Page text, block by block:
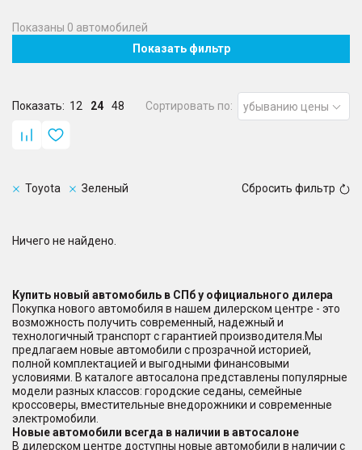
Показаны 0 автомобилей
Показать фильтр
Показать: 12 24 48 Сортировать по: убыванию цены
Toyota Зеленый Сбросить фильтр
Ничего не найдено.
Купить новый автомобиль в СПб у официального дилера
Покупка нового автомобиля в нашем дилерском центре - это
возможность получить современный, надежный и
технологичный транспорт с гарантией производителя.Мы
предлагаем новые автомобили с прозрачной историей,
полной комплектацией и выгодными финансовыми
условиями. В каталоге автосалона представлены популярные
модели разных классов: городские седаны, семейные
кроссоверы, вместительные внедорожники и современные
электромобили.
Новые автомобили всегда в наличии в автосалоне
В дилерском центре доступны новые автомобили в наличии с